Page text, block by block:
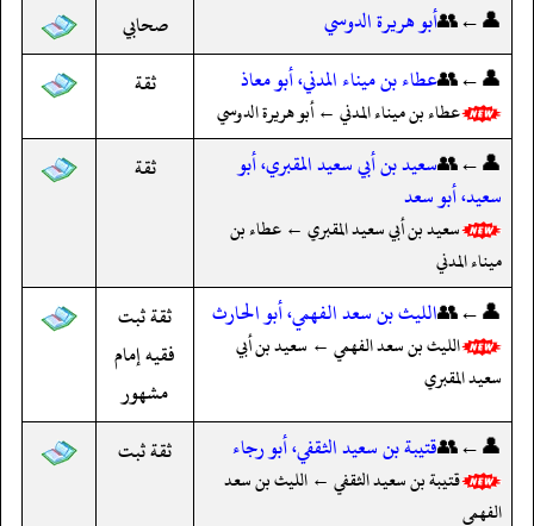
👤←👥أبو هريرة الدوسي
صحابي
👤←👥عطاء بن ميناء المدني، أبو معاذ
عطاء بن ميناء المدني ← أبو هريرة الدوسي
ثقة
👤←👥سعيد بن أبي سعيد المقبري، أبو
سعيد، أبو سعد
سعيد بن أبي سعيد المقبري ← عطاء بن
ميناء المدني
ثقة
👤←👥الليث بن سعد الفهمي، أبو الحارث
الليث بن سعد الفهمي ← سعيد بن أبي
سعيد المقبري
ثقة ثبت
فقيه إمام
مشهور
👤←👥قتيبة بن سعيد الثقفي، أبو رجاء
قتيبة بن سعيد الثقفي ← الليث بن سعد
الفهمي
ثقة ثبت